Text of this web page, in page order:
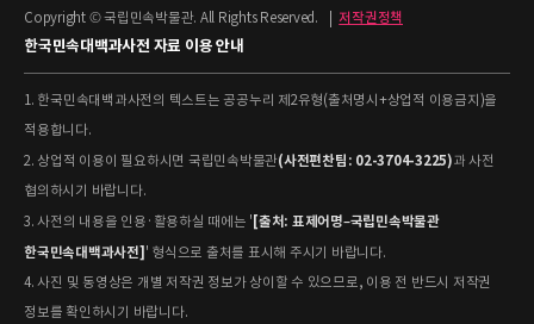
Copyright © 국립민속박물관. All Rights Reserved.
저작권정책
한국민속대백과사전 자료 이용 안내
1. 한국민속대백과사전의 텍스트는 공공누리 제2유형(출처명시+상업적 이용금지)을
적용합니다.
2. 상업적 이용이 필요하시면 국립민속박물관(사전편찬팀: 02-3704-3225)과 사전
협의하시기 바랍니다.
3. 사전의 내용을 인용·활용하실 때에는 ' [출처: 표제어명–국립민속박물관
한국민속대백과사전] ' 형식으로 출처를 표시해 주시기 바랍니다.
4. 사진 및 동영상은 개별 저작권 정보가 상이할 수 있으므로, 이용 전 반드시 저작권
정보를 확인하시기 바랍니다.